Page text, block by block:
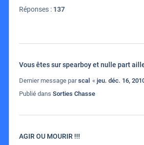
Réponses : 137
Vous êtes sur spearboy et nulle part
Dernier message parscal « jeu. déc. 16,
Publié dans Sorties Chasse
AGIR OU MOURIR !!!